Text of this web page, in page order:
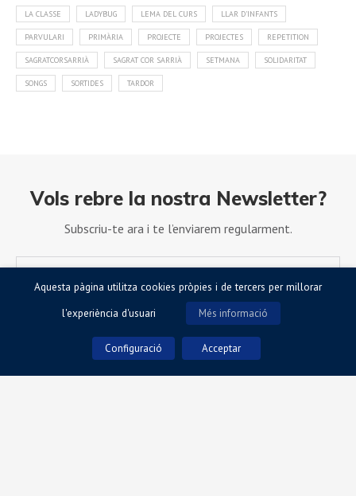
LA CLASSE LADYBUG LEMA DEL CURS LLAR D'INFANTS
PARVULARI PRIMÀRIA PROJECTE PROJECTES REPETITION
SAGRATCORSARRIÀ SAGRAT COR SARRIÀ SETMANA SOLIDARITAT
SONGS SORTIDES TARDOR
Vols rebre la nostra Newsletter?
Subscriu-te ara i te l’enviarem regularment.
Accepto la Política de Privacitat
Aquesta pàgina utilitza cookies pròpies i de tercers per millorar
l'experiència d'usuari
Més informació
Configuració Acceptar